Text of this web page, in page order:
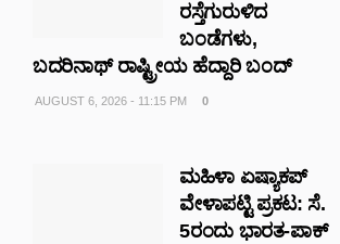
ರಸ್ತೆಗುರುಳಿದ
ಬಂಡೆಗಳು,
ಬದರಿನಾಥ್‌ ರಾಷ್ಟ್ರೀಯ ಹೆದ್ದಾರಿ ಬಂದ್‌
AUGUST 6, 2026 - 11:15 PM 0
ಮಹಿಳಾ ಏಷ್ಯಾಕಪ್
ವೇಳಾಪಟ್ಟಿ ಪ್ರಕಟ: ಸೆ.
5ರಂದು ಭಾರತ-ಪಾಕ್‌